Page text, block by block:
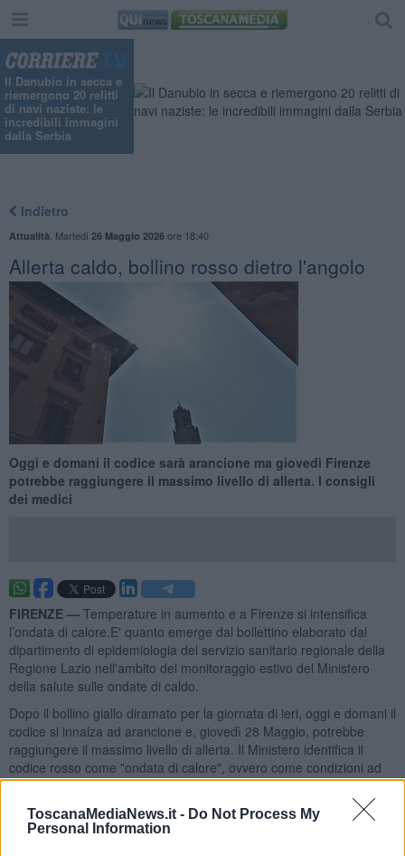
ToscanaMediaNews.it - Do Not Process My
Personal Information
Il Danubio in secca e
riemergono 20 relitti
di navi naziste: le
incredibili immagini
dalla Serbia
Indietro
Attualità Martedì 26 Maggio 2026ore 18:40
Allerta caldo, bollino rosso dietro l'angolo
Oggi e domani il codice sarà arancione ma giovedì Firenze
potrebbe raggiungere il massimo livello di allerta. I consigli
dei medici
FIRENZE — Temperature in aumento e a Firenze si intensifica
l’ondata di calore.E' quanto emerge dal bollettino elaborato dal
dipartimento di epidemiologia del servizio sanitario regionale della
Regione Lazio nell'ambito del monitoraggio estivo del Ministero
della salute sulle ondate di caldo.
Dopo il bollino giallo diramato per la giornata di ieri, oggi e domani il
codice si innalza ad arancione e, giovedì 28 Maggio, potrebbe
raggiungere il massimo livello di allerta. Il Ministero identifica il
codice rosso come "ondata di calore", ovvero come condizioni ad
elevato rischio che persistono per 3 o più giorni consecutivi.